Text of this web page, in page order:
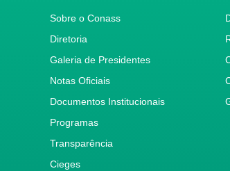
Sobre o Conass
Diretoria
Galeria de Presidentes
Notas Oficiais
Documentos Institucionais
Programas
Transparência
Cieges